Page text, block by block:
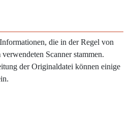
die in der Regel von
Scanner stammen.
der Originaldatei können einige